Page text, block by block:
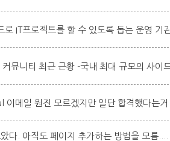
로 IT프로젝트를 할 수 있도록 돕는 운영 기
커뮤니티 최근 근황 -국내 최대 규모의 사이
메일 뭔진 모르겠지만 일단 합격했다는거
다. 아직도 페이지 추가하는 방법을 모름....